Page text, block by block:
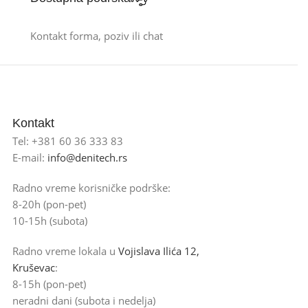
Kontakt forma, poziv ili chat
Kontakt
Tel: +381 60 36 333 83
E-mail: info@denitech.rs
Radno vreme korisničke podrške:
8-20h (pon-pet)
10-15h (subota)
Radno vreme lokala u Vojislava Ilića 12,
Kruševac:
8-15h (pon-pet)
neradni dani (subota i nedelja)